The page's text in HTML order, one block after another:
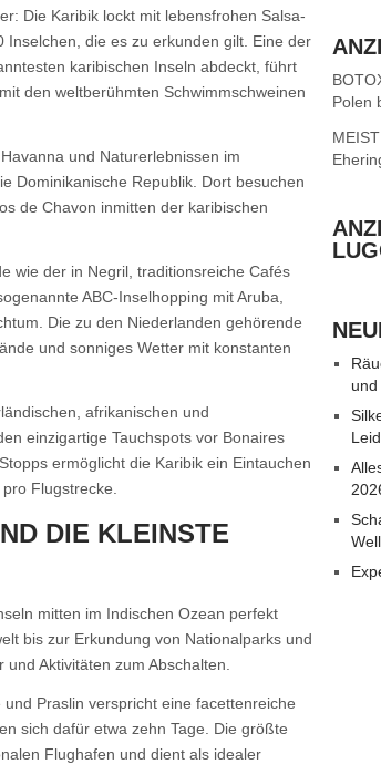
Die Karibik lockt mit lebensfrohen Salsa-
die es zu erkunden gilt. Eine der
karibischen Inseln abdeckt, führt
den weltberühmten Schwimmschweinen
und Naturerlebnissen im
Dominikanische Republik. Dort besuchen
de Chavon inmitten der karibischen
wie der in Negril, traditionsreiche Cafés
ABC-Inselhopping mit Aruba,
Die zu den Niederlanden gehörende
und sonniges Wetter mit konstanten
afrikanischen und
einzigartige Tauchspots vor Bonaires
ermöglicht die Karibik ein Eintauchen
Flugstrecke.
DIE KLEINSTE
mitten im Indischen Ozean perfekt
bis zur Erkundung von Nationalparks und
Aktivitäten zum Abschalten.
Praslin verspricht eine facettenreiche
sich dafür etwa zehn Tage. Die größte
Flughafen und dient als idealer
Polen